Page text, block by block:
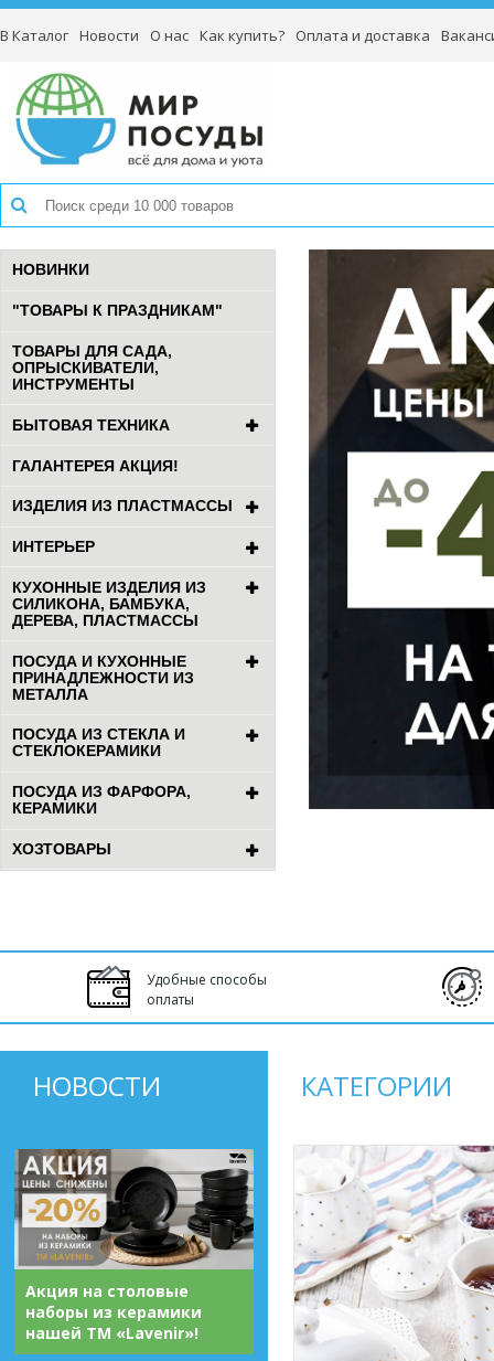
В Каталог Новости О нас Как купить? Оплата и доставка
НОВИНКИ
"ТОВАРЫ К ПРАЗДНИКАМ"
ТОВАРЫ ДЛЯ САДА,
ОПРЫСКИВАТЕЛИ,
ИНСТРУМЕНТЫ
БЫТОВАЯ ТЕХНИКА
ГАЛАНТЕРЕЯ АКЦИЯ!
ИЗДЕЛИЯ ИЗ ПЛАСТМАССЫ
ИНТЕРЬЕР
КУХОННЫЕ ИЗДЕЛИЯ ИЗ
СИЛИКОНА, БАМБУКА,
ДЕРЕВА, ПЛАСТМАССЫ
ПОСУДА И КУХОННЫЕ
ПРИНАДЛЕЖНОСТИ ИЗ
МЕТАЛЛА
ПОСУДА ИЗ СТЕКЛА И
СТЕКЛОКЕРАМИКИ
ПОСУДА ИЗ ФАРФОРА,
КЕРАМИКИ
ХОЗТОВАРЫ
Удобные способы
оплаты
НОВОСТИ
Акция на столовые
наборы из керамики
нашей ТМ «Lavenir»!
КАТЕГОРИИ